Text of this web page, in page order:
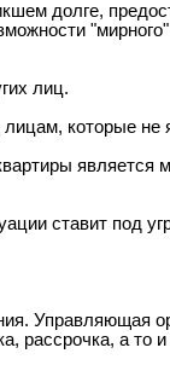
долге,
лиц.
лицам, которые
является
ставит под
Управляющая
рассрочка, а то